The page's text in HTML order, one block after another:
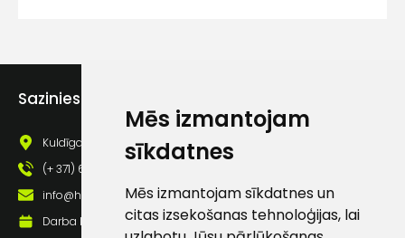
Mēs izmantojam
sīkdatnes
Mēs izmantojam sīkdatnes un
citas izsekošanas tehnoloģijas, lai
Sazinies ar mums
Kuldīgas iela 69a, Saldus, Saldus nov., LV - 3801
(+ 371) 63 881 186
info@hards.lv
Darba laiks: Darbadienās: 8:00 - 17:00
Piekrītu SIA Hards
lietošanas noteikumiem
pastā